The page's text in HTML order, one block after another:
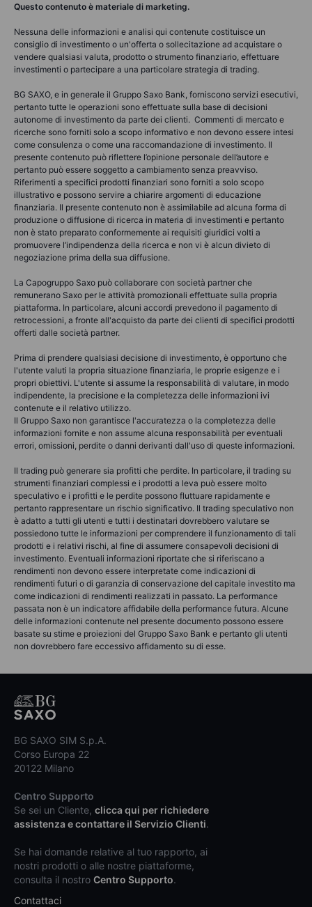
Questo contenuto è materiale di marketing.
Nessuna delle informazioni e analisi qui contenute costituisce un
consiglio di investimento o un'offerta o sollecitazione ad acquistare o
vendere qualsiasi valuta, prodotto o strumento finanziario, effettuare
investimenti o partecipare a una particolare strategia di trading.
BG SAXO, e in generale il Gruppo Saxo Bank, forniscono servizi esecutivi,
pertanto tutte le operazioni sono effettuate sulla base di decisioni
autonome di investimento da parte dei clienti. Commenti di mercato e
ricerche sono forniti solo a scopo informativo e non devono essere intesi
come consulenza o come una raccomandazione di investimento. Il
presente contenuto può riflettere l’opinione personale dell’autore e
pertanto può essere soggetto a cambiamento senza preavviso.
Riferimenti a specifici prodotti finanziari sono forniti a solo scopo
illustrativo e possono servire a chiarire argomenti di educazione
finanziaria. Il presente contenuto non è assimilabile ad alcuna forma di
produzione o diffusione di ricerca in materia di investimenti e pertanto
non è stato preparato conformemente ai requisiti giuridici volti a
promuovere l’indipendenza della ricerca e non vi è alcun divieto di
negoziazione prima della sua diffusione.
La Capogruppo Saxo può collaborare con società partner che
remunerano Saxo per le attività promozionali effettuate sulla propria
piattaforma. In particolare, alcuni accordi prevedono il pagamento di
retrocessioni, a fronte all'acquisto da parte dei clienti di specifici prodotti
offerti dalle società partner.
Prima di prendere qualsiasi decisione di investimento, è opportuno che
l'utente valuti la propria situazione finanziaria, le proprie esigenze e i
propri obiettivi. L'utente si assume la responsabilità di valutare, in modo
indipendente, la precisione e la completezza delle informazioni ivi
contenute e il relativo utilizzo.
Il Gruppo Saxo non garantisce l'accuratezza o la completezza delle
informazioni fornite e non assume alcuna responsabilità per eventuali
errori, omissioni, perdite o danni derivanti dall'uso di queste informazioni.
Il trading può generare sia profitti che perdite. In particolare, il trading su
strumenti finanziari complessi e i prodotti a leva può essere molto
speculativo e i profitti e le perdite possono fluttuare rapidamente e
pertanto rappresentare un rischio significativo. Il trading speculativo non
è adatto a tutti gli utenti e tutti i destinatari dovrebbero valutare se
possiedono tutte le informazioni per comprendere il funzionamento di tali
prodotti e i relativi rischi, al fine di assumere consapevoli decisioni di
investimento. Eventuali informazioni riportate che si riferiscano a
rendimenti non devono essere interpretate come indicazioni di
rendimenti futuri o di garanzia di conservazione del capitale investito ma
come indicazioni di rendimenti realizzati in passato. La performance
passata non è un indicatore affidabile della performance futura. Alcune
delle informazioni contenute nel presente documento possono essere
basate su stime e proiezioni del Gruppo Saxo Bank e pertanto gli utenti
non dovrebbero fare eccessivo affidamento su di esse.
BG SAXO SIM S.p.A.
Corso Europa 22
20122 Milano
Centro Supporto
Se sei un Cliente, clicca qui per richiedere
assistenza e contattare il Servizio Clienti.
Se hai domande relative al tuo rapporto, ai
nostri prodotti o alle nostre piattaforme,
consulta il nostro Centro Supporto.
Contattaci